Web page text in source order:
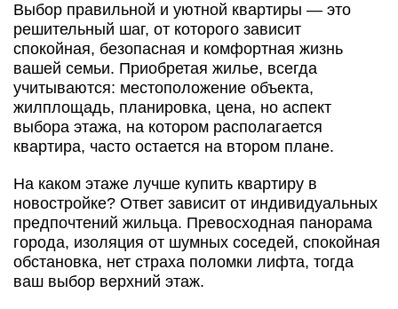
Выбор правильной и уютной квартиры — это
решительный шаг, от которого зависит
спокойная, безопасная и комфортная жизнь
вашей семьи. Приобретая жилье, всегда
учитываются: местоположение объекта,
жилплощадь, планировка, цена, но аспект
выбора этажа, на котором располагается
квартира, часто остается на втором плане.
На каком этаже лучше купить квартиру в
новостройке? Ответ зависит от индивидуальных
предпочтений жильца. Превосходная панорама
города, изоляция от шумных соседей, спокойная
обстановка, нет страха поломки лифта, тогда
ваш выбор верхний этаж.